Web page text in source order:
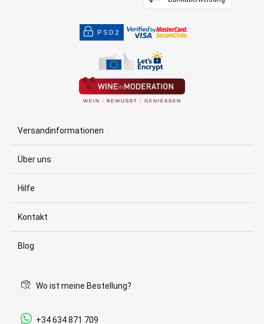
PSD2
Versandinformationen
Über uns
Hilfe
Kontakt
Blog
Wo ist meine Bestellung?
+34 634 871 709